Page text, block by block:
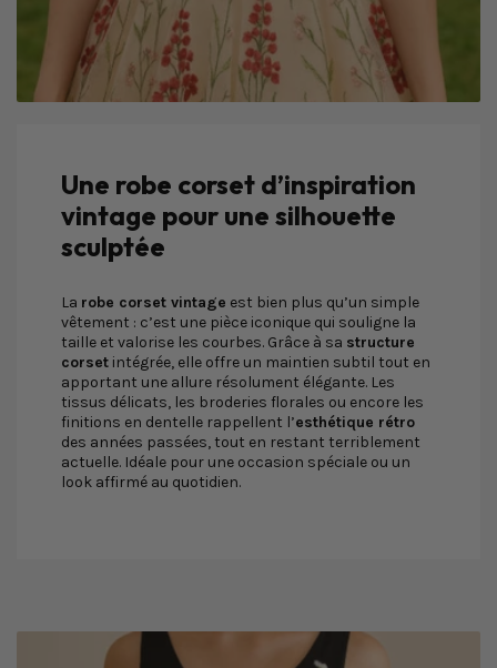
Une robe corset d’inspiration
vintage pour une silhouette
sculptée
La robe corset vintage est bien plus qu’un simple
vêtement : c’est une pièce iconique qui souligne la
taille et valorise les courbes. Grâce à sa structure
corset intégrée, elle offre un maintien subtil tout en
apportant une allure résolument élégante. Les
tissus délicats, les broderies florales ou encore les
finitions en dentelle rappellent l’esthétique rétro
des années passées, tout en restant terriblement
actuelle. Idéale pour une occasion spéciale ou un
look affirmé au quotidien.